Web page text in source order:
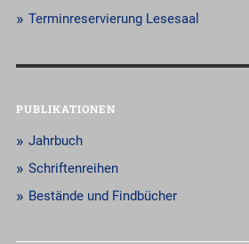
Terminreservierung Lesesaal
PUBLIKATIONEN
Jahrbuch
Schriftenreihen
Bestände und Findbücher